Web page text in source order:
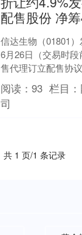
配售股份 净
信达生物（01801
6月26日（交易时
售代理订立配售协
席配售代理，及联
配售代理行....
阅读：93 栏目：
司
共 1 页/1 条记录